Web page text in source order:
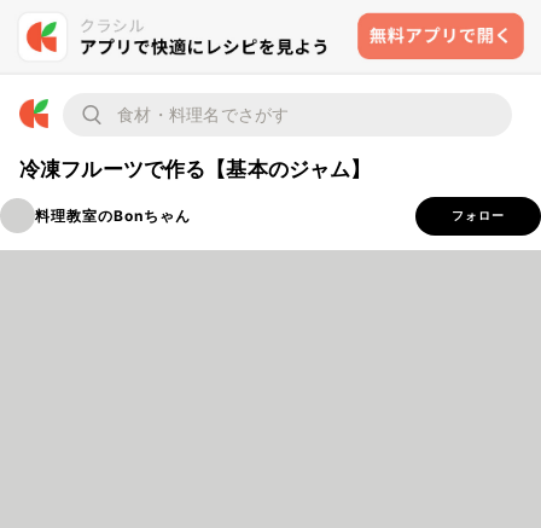
冷凍フルーツで作る【基本のジャム】
料理教室のBonちゃん フォロー